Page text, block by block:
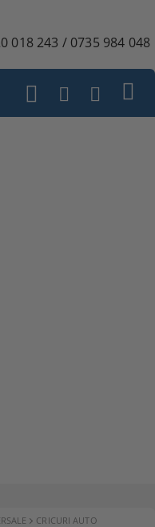
018 243 / 0735 984 048
CRICURI AUTO